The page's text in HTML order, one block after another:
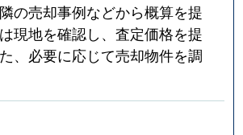
の売却事例などから概算を提
現地を確認し、査定価格を提
、必要に応じて売却物件を調